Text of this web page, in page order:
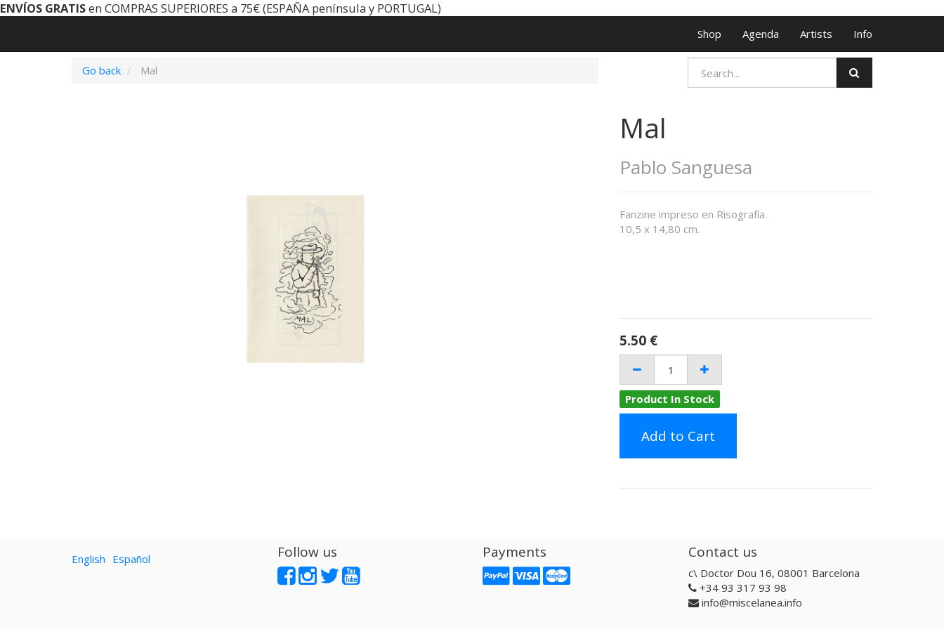
ENVÍOS GRATISen COMPRAS SUPERIORES a 75€ (ESPAÑA península y PORTUGAL)
Shop Agenda Artists Info
Go back Mal
Mal
Pablo Sanguesa
Fanzine impreso en Risografía.
10,5 x 14,80 cm.
5.50 €
Product In Stock
Add to Cart
English Español Follow us Payments Contact us
c\ Doctor Dou 16, 08001 Barcelona
+34 93 317 93 98
info@miscelanea.info